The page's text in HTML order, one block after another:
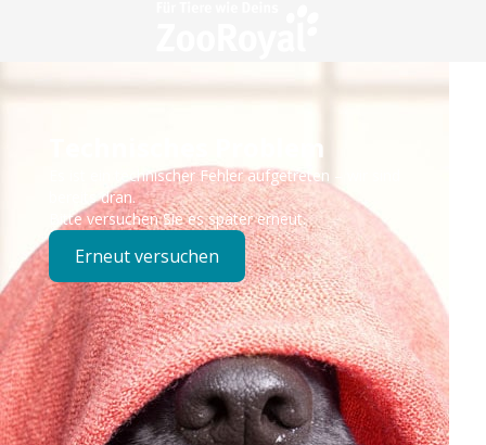
Technisches Problem
Es ist ein technischer Fehler aufgetreten – wir sind
bereits dran.
Bitte versuchen Sie es später erneut.
Erneut versuchen